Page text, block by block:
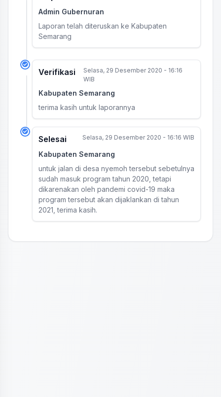
Admin Gubernuran
Laporan telah diteruskan ke Kabupaten
Semarang
Verifikasi
Selasa, 29 Desember 2020 - 16:16
WIB
Kabupaten Semarang
terima kasih untuk laporannya
Selesai Selasa, 29 Desember 2020 - 16:16 WIB
Kabupaten Semarang
untuk jalan di desa nyemoh tersebut sebetulnya
sudah masuk program tahun 2020, tetapi
dikarenakan oleh pandemi covid-19 maka
program tersebut akan dijaklankan di tahun
2021, terima kasih.